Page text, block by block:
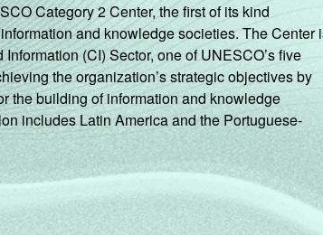
Category 2 Center, the first of its kind
and knowledge societies. The Center
(CI) Sector, one of UNESCO’s five
the organization’s strategic objectives by
the building of information and knowledge
includes Latin America and the Portuguese-